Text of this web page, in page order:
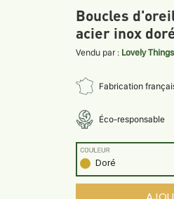
Boucles
acier inox
Vendu par : Lovely Things
Fabrication
Éco-responsable
Doré
COULEUR